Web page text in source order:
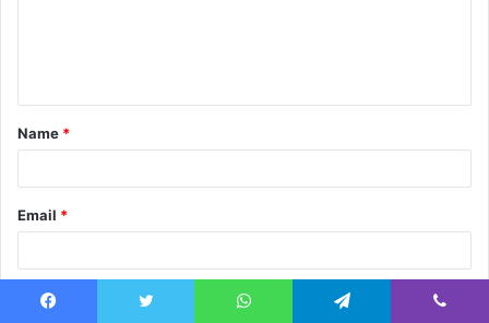
t
*
Name *
Email *
Website